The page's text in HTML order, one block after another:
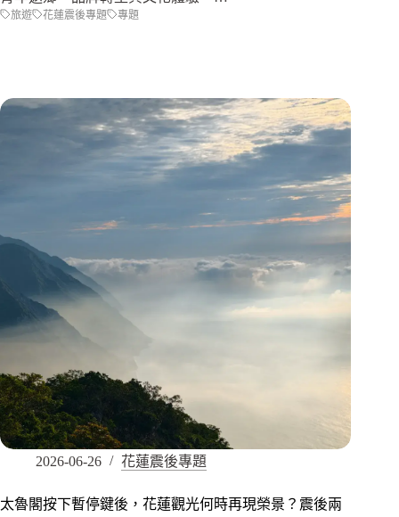
旅遊 花蓮震後專題 專題
2026-06-26 花蓮震後專題
太魯閣按下暫停鍵後，花蓮觀光何時再現榮景？震後兩